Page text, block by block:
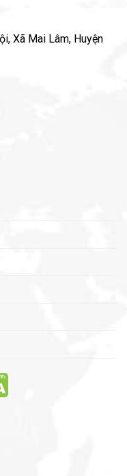
Xã Mai Lâm, Huyện